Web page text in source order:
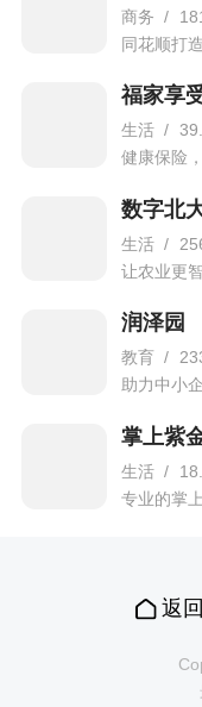
商务 /
同花顺打
福家享
生活 /
健康保险
数字北
生活 /
让农业更
润泽园
教育 /
助力中小
掌上紫
生活 /
专业的掌
返